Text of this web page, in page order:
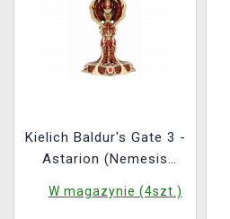
Kielich Baldur's Gate 3 -
Astarion (Nemesis
W magazynie (4szt.)